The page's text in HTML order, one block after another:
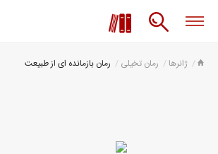
ژانرها رمان تخیلی رمان بازمانده ای از طبیعت